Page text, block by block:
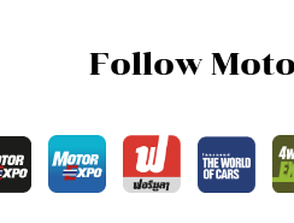
Follow